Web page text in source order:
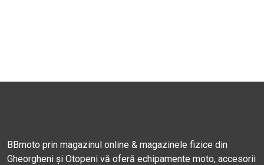
BBmoto prin magazinul online & magazinele fizice din
Gheorgheni și Otopeni vă oferă echipamente moto, accesorii